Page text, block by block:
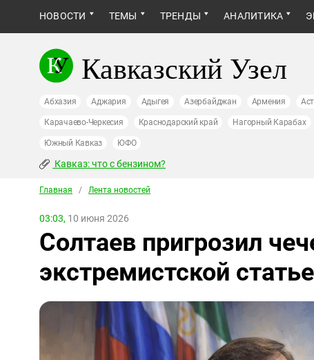
НОВОСТИ ТЕМЫ ТРЕНДЫ АНАЛИТИКА
Кавказский Узел
Абхазия Аджария Адыгея Азербайджан Армения
Карачаево-Черкесия Краснодарский край Нагорный Карабах
Южный Кавказ ЮФО
Кавказ: что с бензином?
Главная / Лента новостей
03:03, 10 июня 2026
Солтаев пригрозил
экстремистской